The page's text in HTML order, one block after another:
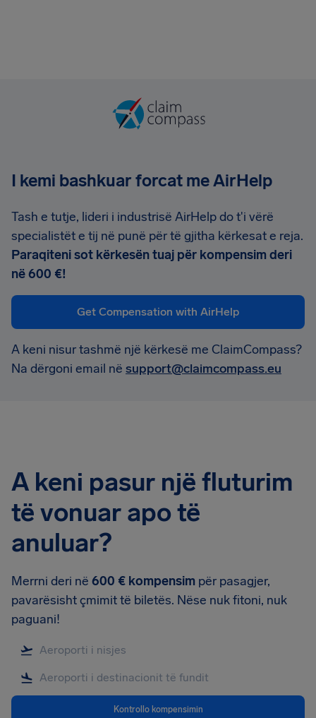
I kemi bashkuar forcat me AirHelp
Tash e tutje, lideri i industrisë AirHelp do t'i vërë
specialistët e tij në punë për të gjitha kërkesat e reja.
Paraqiteni sot kërkesën tuaj për kompensim deri
në 600 €!
Get Compensation with AirHelp
A keni nisur tashmë një kërkesë me ClaimCompass?
Na dërgoni email në support@claimcompass.eu
A keni pasur një fluturim
të vonuar apo të
anuluar?
Merrni deri në 600 € kompensim për pasagjer,
pavarësisht çmimit të biletës. Nëse nuk fitoni, nuk
paguani!
Kontrollo kompensimin